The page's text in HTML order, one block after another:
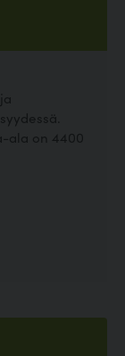
ala on 4400